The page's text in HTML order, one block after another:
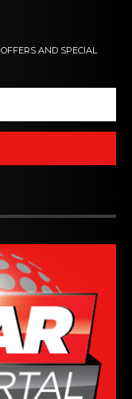
AND SPECIAL